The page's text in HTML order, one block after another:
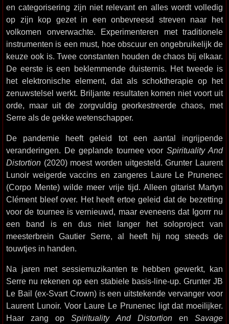
en categorisering zijn niet relevant en alles wordt volledig
op zijn kop gezet in een onbevreesd streven naar het
volkomen onverwachte. Experimenteren met traditionele
instrumenten is een must, hoe obscuur en ongebruikelijk de
keuze ook is. Twee constanten houden de chaos bij elkaar.
De eerste is een beklemmende duisternis. Het tweede is
het elektronische element, dat als schoktherapie op het
zenuwstelsel werkt. Briljante resultaten komen niet voort uit
orde, maar uit de zorgvuldig georkestreerde chaos, met
Serre als de gekke wetenschapper.
De pandemie heeft geleid tot een aantal ingrijpende
veranderingen. De geplande tournee voorSpirituality And
Distortion (2020) moest worden uitgesteld. Grunter Laurent
Lunoir weigerde vaccins en zangeres Laure Le Prunenec
(Corpo Mente) wilde meer vrije tijd. Alleen gitarist Martyn
Clément bleef over. Het heeft ertoe geleid dat de bezetting
voor de tournee is vernieuwd, maar eveneens dat Igorrr nu
een band is en dus niet langer het soloproject van
meesterbrein Gautier Serre, al heeft hij nog steeds de
touwtjes in handen.
Na jaren met sessiemuzikanten te hebben gewerkt, kan
Serre nu rekenen op een stabiele basis-line-up. Grunter JB
Le Bail (ex-Svart Crown) is een uitstekende vervanger voor
Laurent Lunoir. Voor Laure Le Prunenec ligt dat moeilijker.
Haar zang opSpirituality And DistortionenSavage